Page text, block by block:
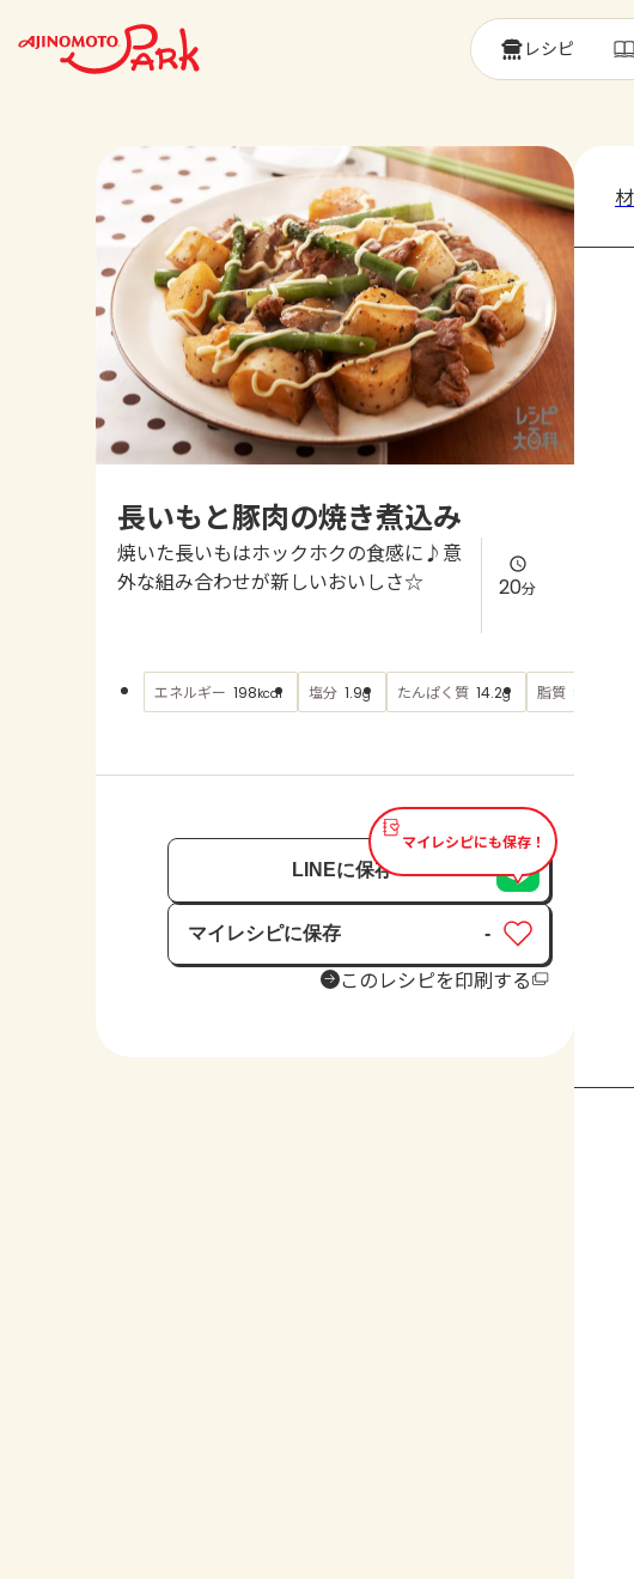
レシピ
長いもと豚肉の焼き煮込み
焼いた長いもはホックホクの食感に♪意
外な組み合わせが新しいおいしさ☆
20分
エネルギー 198kcal 塩分 1.9g たんぱく質 14.2g 脂質
マイレシピにも保存！
LINEに保存
マイレシピに保存
保存済み
-
このレシピを印刷する